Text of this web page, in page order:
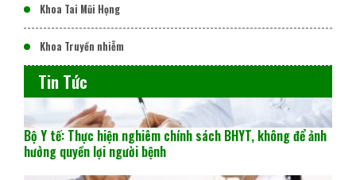
Khoa Tai Mũi Họng
Khoa Truyền nhiễm
Tin Tức
Bộ Y tế: Thực hiện nghiêm chính sách BHYT, không để ảnh
hưởng quyền lợi người bệnh